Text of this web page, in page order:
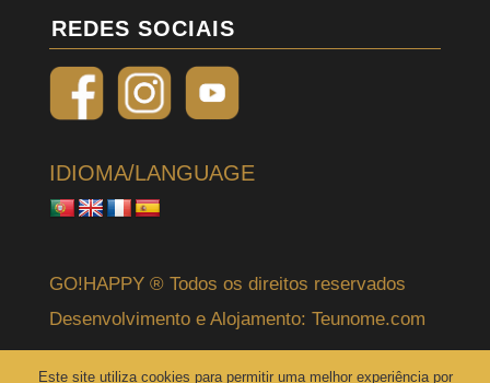
REDES SOCIAIS
IDIOMA/LANGUAGE
GO!HAPPY ® Todos os direitos reservados
Desenvolvimento e Alojamento: Teunome.com
Este site utiliza cookies para permitir uma melhor experiência por